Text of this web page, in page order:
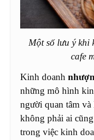
Một số lưu ý khi
cafe
Kinh doanh
những mô hình
người quan tâm
không phải ai
trong việc kinh